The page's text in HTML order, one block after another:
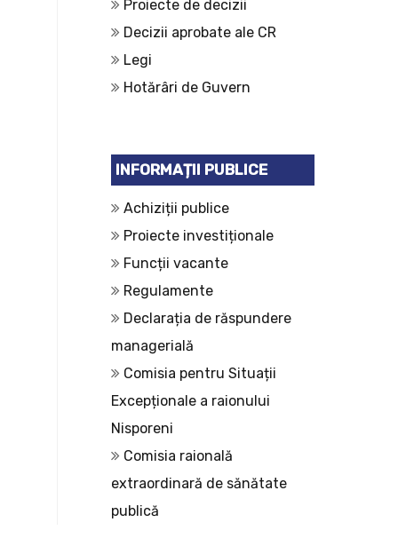
Proiecte de decizii
Decizii aprobate ale CR
Legi
Hotărâri de Guvern
INFORMAȚII PUBLICE
Achiziții publice
Proiecte investiționale
Funcții vacante
Regulamente
Declarația de răspundere
managerială
Comisia pentru Situații
Excepționale a raionului
Nisporeni
Comisia raională
extraordinară de sănătate
publică